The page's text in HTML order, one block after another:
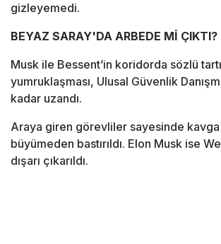
gizleyemedi.
BEYAZ SARAY'DA ARBEDE Mİ ÇIKTI?
Musk ile Bessent’in koridorda sözlü
yumruklaşması, Ulusal Güvenlik
kadar uzandı.
Araya giren görevliler sayesinde kavga
büyümeden bastırıldı. Elon Musk ise
dışarı çıkarıldı.